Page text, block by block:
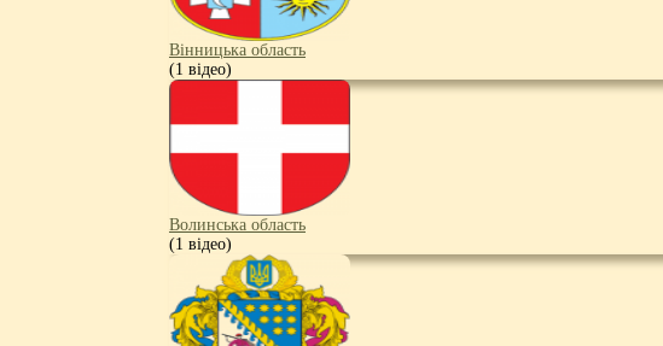
Вінницька область
(1 відео)
Волинська область
(1 відео)